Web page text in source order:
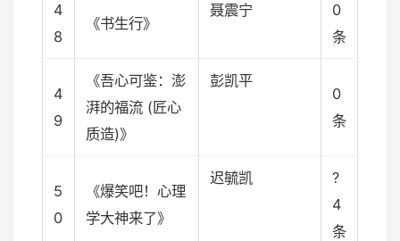
4
8
《书生行》
聂震宁
0
条
4
9
《吾心可鉴：澎
湃的福流 (匠心
质造)》
彭凯平
0
条
5
0
《爆笑吧！心理
学大神来了》
迟毓凯
?
4
条